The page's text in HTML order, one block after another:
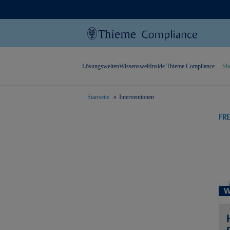
LösungsweltenWissensweltInside Thieme Compliance
Startseite Interventionen